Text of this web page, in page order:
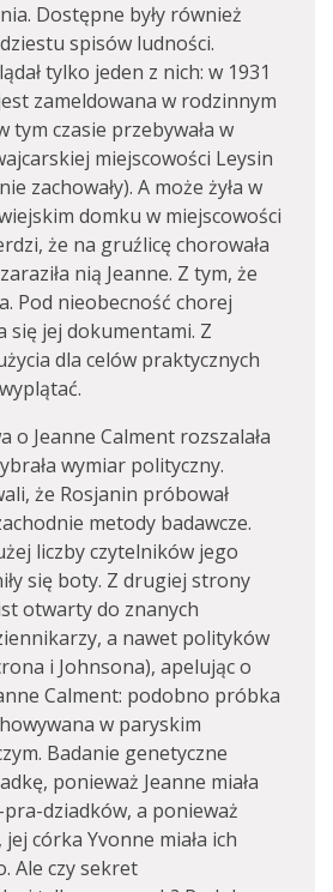
Dostępne były również
spisów ludności.
tylko jeden z nich: w 1931
zameldowana w rodzinnym
tym czasie przebywała w
miejscowości Leysin
zachowały). A może żyła w
domku w miejscowości
że na gruźlicę chorowała
nią Jeanne. Z tym, że
Pod nieobecność chorej
się jej dokumentami. Z
dla celów praktycznych
o Jeanne Calment rozszalała
wymiar polityczny.
że Rosjanin próbował
metody badawcze.
liczby czytelników jego
się boty. Z drugiej strony
otwarty do znanych
a nawet polityków
i Johnsona), apelując o
Calment: podobno próbka
w paryskim
Badanie genetyczne
ponieważ Jeanne miała
dziadków, a ponieważ
jej córka Yvonne miała ich
Ale czy sekret